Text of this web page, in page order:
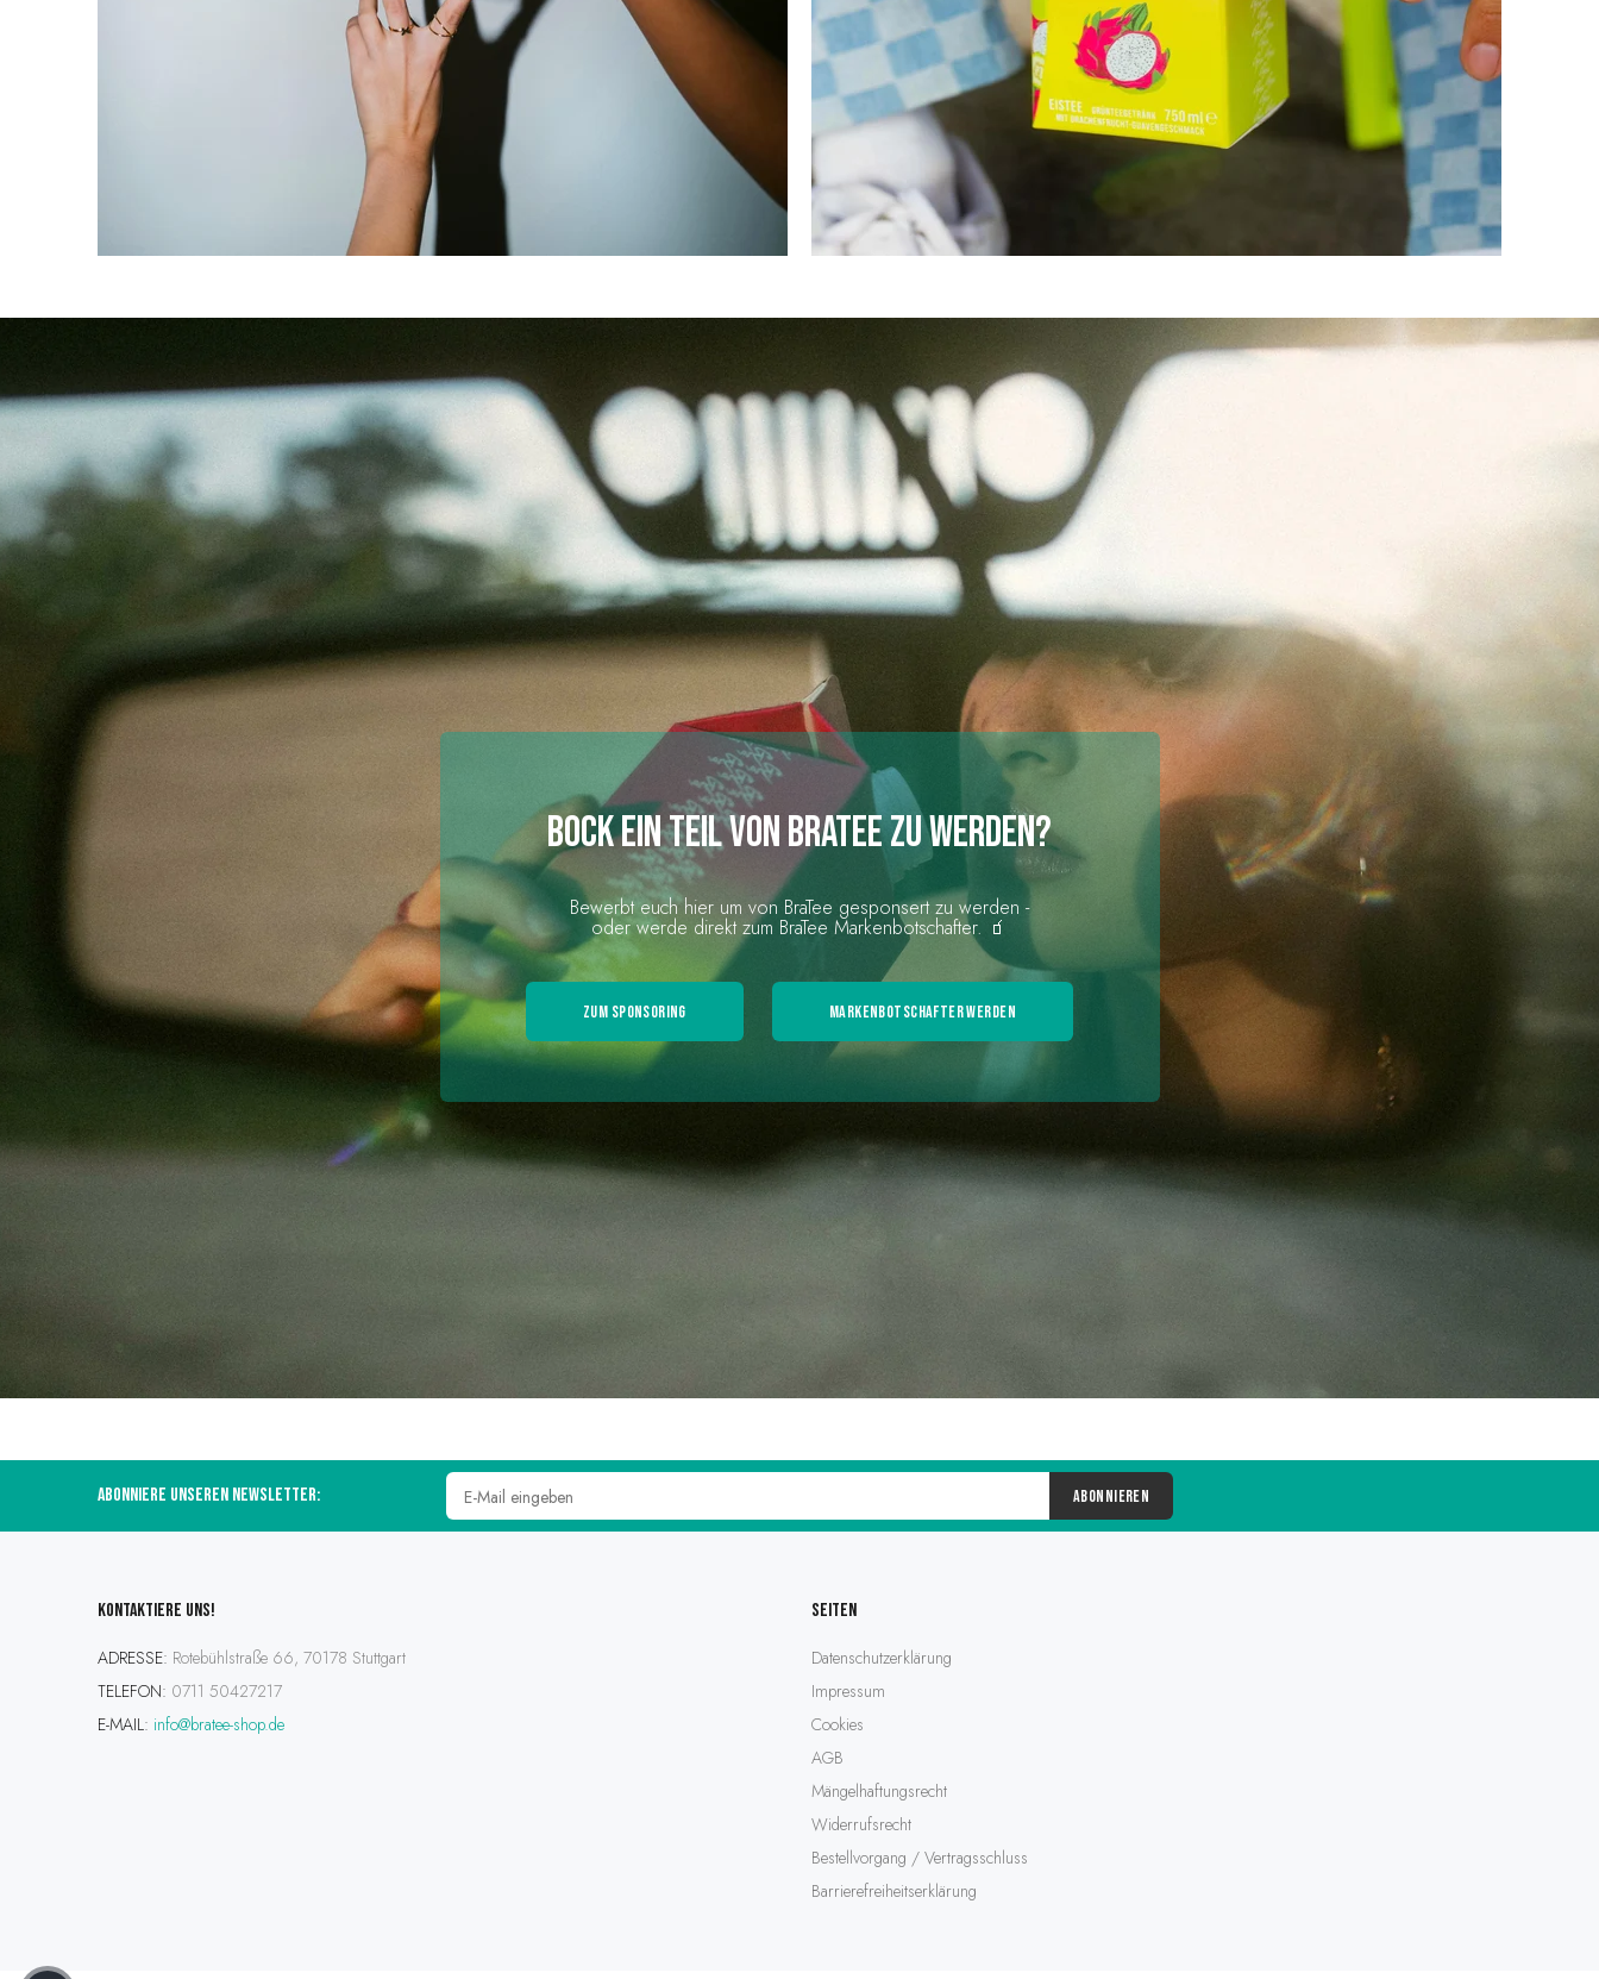
Bock ein teil von bratee zu werden?
Bewerbt euch hier um von BraTee gesponsert zu werden -
oder werde direkt zum BraTee Markenbotschafter. 🧃
ZUM SPONSORING MARKENBOTSCHAFTER WERDEN
Abonniere unseren Newsletter: Abonnieren
Kontaktiere uns!
ADRESSE: Rotebühlstraße 66, 70178 Stuttgart
TELEFON: 0711 50427217
E-MAIL: info@bratee-shop.de
Seiten
Datenschutzerklärung
Impressum
Cookies
AGB
Mängelhaftungsrecht
Widerrufsrecht
Bestellvorgang / Vertragsschluss
Barrierefreiheitserklärung